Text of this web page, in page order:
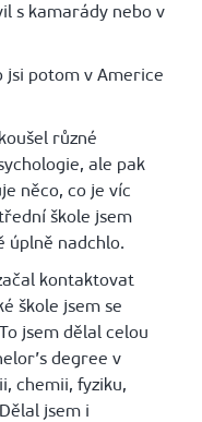
s kamarády nebo v
jsi potom v Americe
různé
ale pak
něco, co je víc
škole jsem
úplně nadchlo.
kontaktovat
škole jsem se
jsem dělal celou
degree v
chemii, fyziku,
jsem i